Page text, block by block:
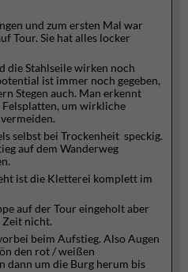
und zum ersten Mal war
Tour. Sie hat alles locker
die Stahlseile wirken noch
ist immer noch gegeben,
Stegen auch. Man erkennt
um wirkliche
selbst bei Trockenheit speckig.
auf dem Wanderweg
ist die Kletterei komplett im
auf der Tour eingeholt aber
Zeit nicht.
beim Aufstieg. Also Augen
den rot / weißen
dann um die Burg herum bis